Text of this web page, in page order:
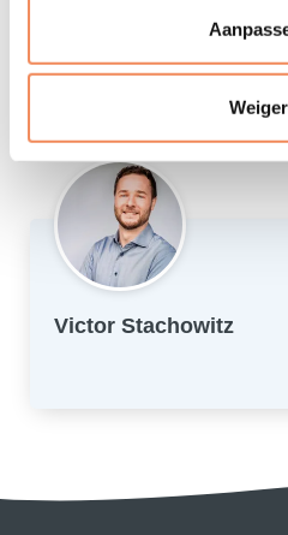
operatie en organisatie
al een voorsprong bij een
Victor Stachowitz